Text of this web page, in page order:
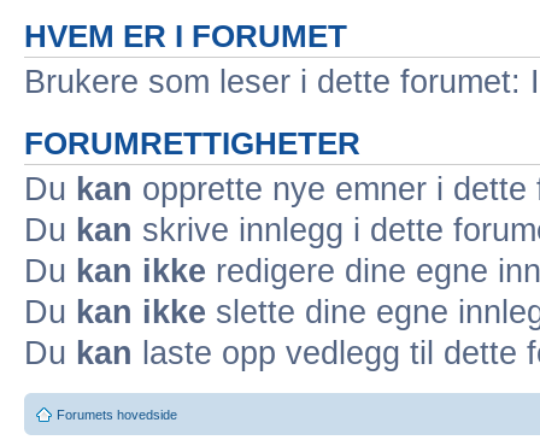
HVEM ER I FORUMET
Brukere som leser i dette
FORUMRETTIGHETER
Du kan opprette nye emner i dette
Du kan skrive innlegg i dette
Du kan ikke redigere dine egne
Du kan ikke slette dine egne
Du kan laste opp vedlegg til dette
Forumets hovedside